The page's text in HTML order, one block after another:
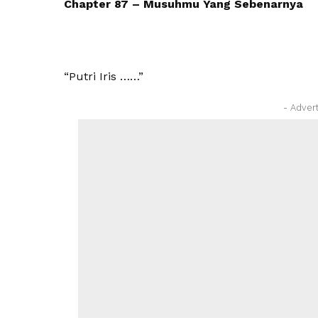
Chapter 87 – Musuhmu Yang Sebenarnya
“Putri Iris ……”
-